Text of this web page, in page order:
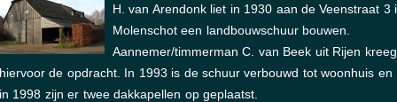
H. van Arendonk liet in 1930 aan de Veenstraat 3
Molenschot een landbouwschuur bouwen.
Aannemer/timmerman C. van Beek uit Rijen kreeg
hiervoor de opdracht. In 1993 is de schuur verbouwd tot woonhuis en
in 1998 zijn er twee dakkapellen op geplaatst.